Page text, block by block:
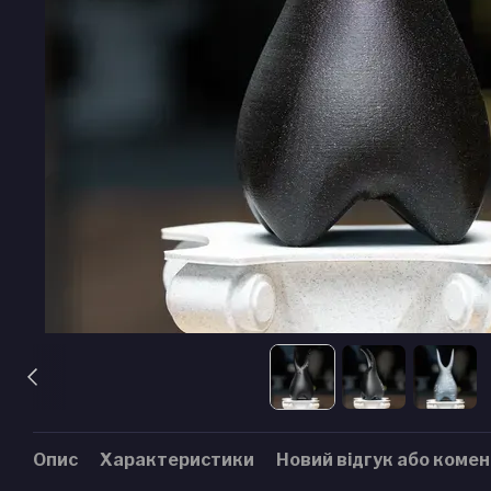
Опис Характеристики Новий відгук або